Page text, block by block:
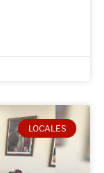
LOCALES